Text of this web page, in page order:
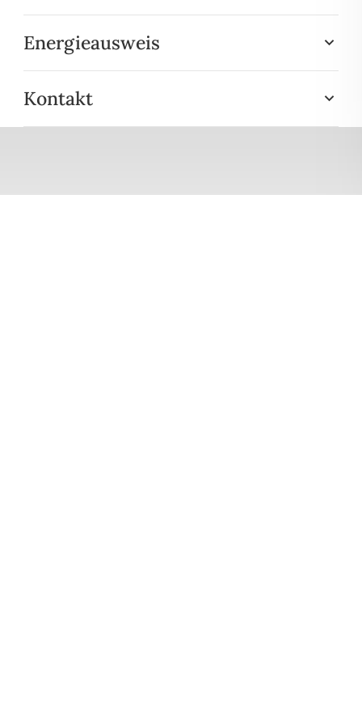
Energieausweis
Kontakt